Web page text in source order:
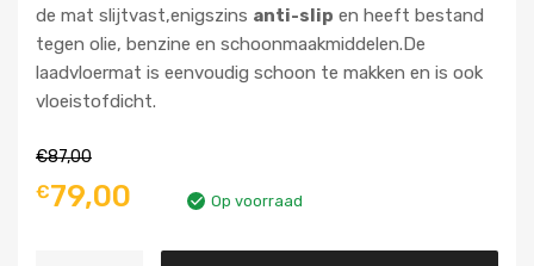
de mat slijtvast,enigszins anti-slip en heeft bestand
tegen olie, benzine en schoonmaakmiddelen.De
laadvloermat is eenvoudig schoon te makken en is ook
vloeistofdicht.
€87,00
€79,00 Op voorraad